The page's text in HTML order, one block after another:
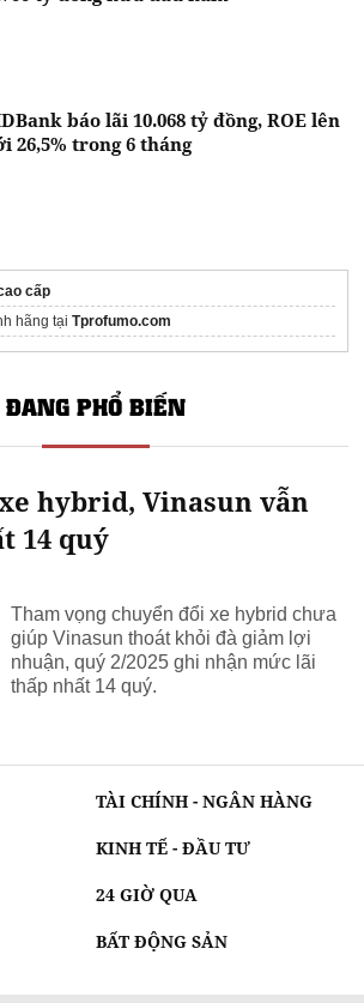
báo lãi 10.068 tỷ đồng, ROE lên
26,5% trong 6 tháng
cấp
hãng tạiTprofumo.com
ĐANG PHỔ BIẾN
hybrid, Vinasun vẫn
14 quý
Tham vọng chuyển đổi xe hybrid chưa
giúp Vinasun thoát khỏi đà giảm lợi
nhuận, quý 2/2025 ghi nhận mức lãi
thấp nhất 14 quý.
TÀI CHÍNH - NGÂN HÀNG
KINH TẾ - ĐẦU TƯ
24 GIỜ QUA
BẤT ĐỘNG SẢN